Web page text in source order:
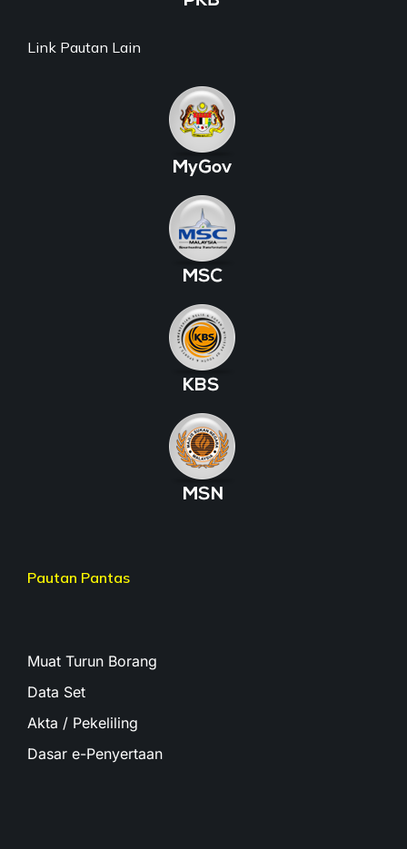
Link Pautan Lain
Pautan Pantas
Muat Turun Borang
Data Set
Akta / Pekeliling
Dasar e-Penyertaan